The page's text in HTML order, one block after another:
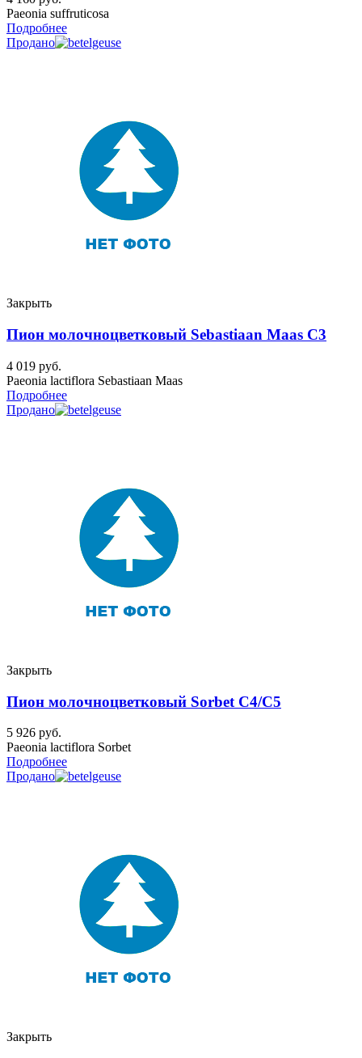
Paeonia suffruticosa
Подробнее
Продано
Закрыть
Пион молочноцветковый Sebastiaan Maas C3
4 019 руб.
Paeonia lactiflora Sebastiaan Maas
Подробнее
Продано
Закрыть
Пион молочноцветковый Sorbet C4/C5
5 926 руб.
Paeonia lactiflora Sorbet
Подробнее
Продано
Закрыть